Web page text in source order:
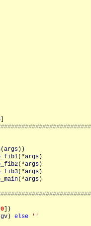
(args))
(*args)
(*args)
(*args)
(*args)
0])
) else
''